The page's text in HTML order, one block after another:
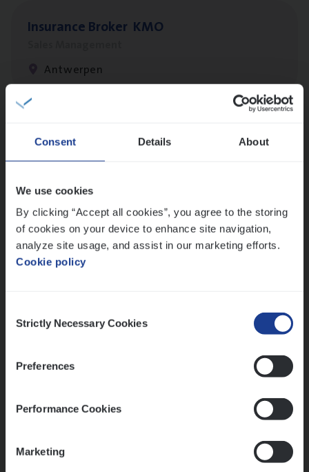
Consent Details About
We use cookies
By clicking “Accept all cookies”, you agree to the storing
of cookies on your device to enhance site navigation,
analyze site usage, and assist in our marketing efforts.
Cookie policy
Selection
Strictly Necessary Cookies
Preferences
Performance Cookies
Marketing
Insu­ran­ce Bro­ker KMO
Antwerpen
Lees onze verhalen
Meer dan collega’s: hoe Julie en Aurélie elkaar
Mathias houdt van diepgaande dossiers én droge
humor
Thalia zoekt graag oplossingen, in games én op het
werk
Ons sollicitatieproces